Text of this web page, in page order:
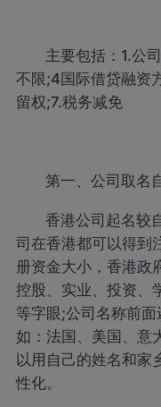
主要包括：1.公
不限;4国际借贷融资
留权;7.税务减免
第一、公司取名
香港公司起名较
司在香港都可以得到
册资金大小，香港政
控股、实业、投资、
等字眼;公司名称前面
如：法国、美国、意
以用自己的姓名和家
性化。